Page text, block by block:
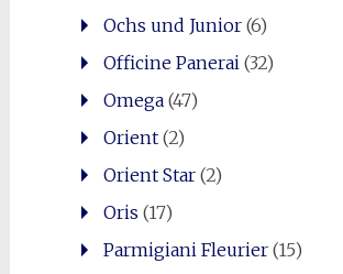
Ochs und Junior(6)
Officine Panerai (32)
Omega(47)
Orient(2)
Orient Star(2)
Oris (17)
Parmigiani Fleurier(15)